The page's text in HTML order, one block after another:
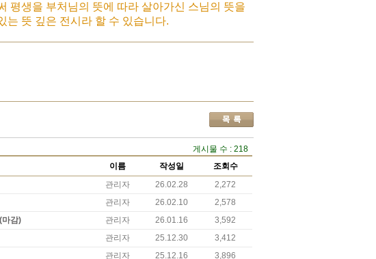
평생을 부처님의 뜻에 따라 살아가신 스님의 뜻을
는 뜻 깊은 전시라 할 수 있습니다.
게시물 수 : 218
이름 작성일
조회수
관리자 26.02.28
2,272
관리자 26.02.10
2,578
마감) 관리자 26.01.16
3,592
관리자 25.12.30
3,412
관리자 25.12.16
3,896